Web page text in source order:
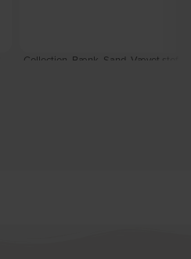
Collection, Bænk, Sand, Vævet stof